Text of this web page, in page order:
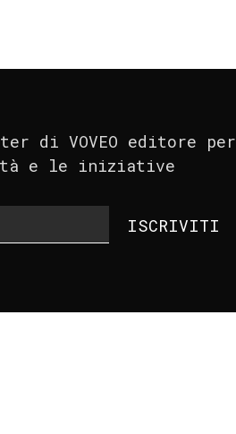
di VOVEO editore per
e le iniziative
ISCRIVITI